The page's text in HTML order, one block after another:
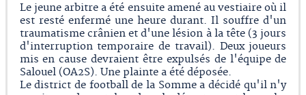
Le jeune arbitre a été ensuite amené au vestiaire où il
est resté enfermé une heure durant. Il souffre d'un
traumatisme crânien et d'une lésion à la tête (3 jours
d'interruption temporaire de travail). Deux joueurs
mis en cause devraient être expulsés de l'équipe de
Salouel (OA2S). Une plainte a été déposée.
Le district de football de la Somme a décidé qu'il n'y